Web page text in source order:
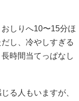
しりへ10〜15分ほ
し、冷やしすぎる
時間当てっぱなし
る人もいますが、